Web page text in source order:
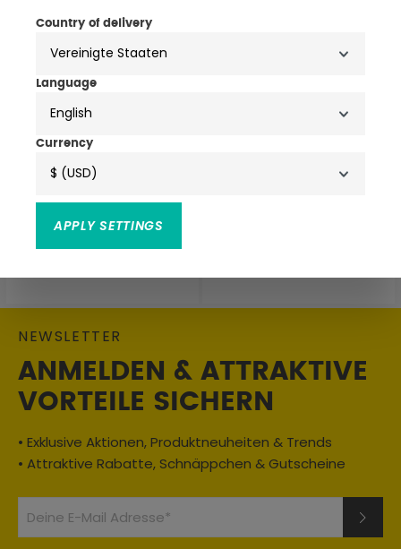
3 Farben
The.Nim Koreana Hemd
NEWSLETTER
ANMELDEN & ATTRAKTIVE
VORTEILE SICHERN
• Exklusive Aktionen, Produktneuheiten & Trends
• Attraktive Rabatte, Schnäppchen & Gutscheine
Country of delivery
Language
English
Currency
$ (USD)
APPLY SETTINGS